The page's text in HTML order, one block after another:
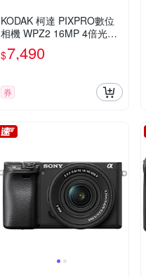
KODAK 柯達 PIXPRO數位
相機 WPZ2 16MP 4倍光學
變焦 防水數位相機 公司貨
$7,490
券